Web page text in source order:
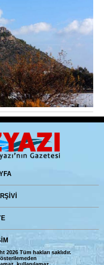
Tüm hakları saklıdır.